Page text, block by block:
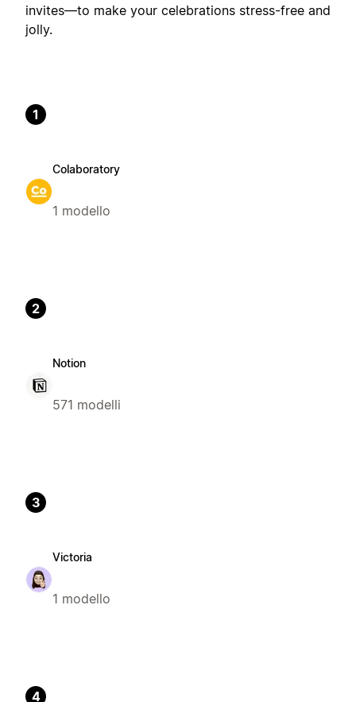
invites—to make your celebrations stress-free and
jolly.
1
Colaboratory
1 modello
2
Notion
571 modelli
3
Victoria
1 modello
4